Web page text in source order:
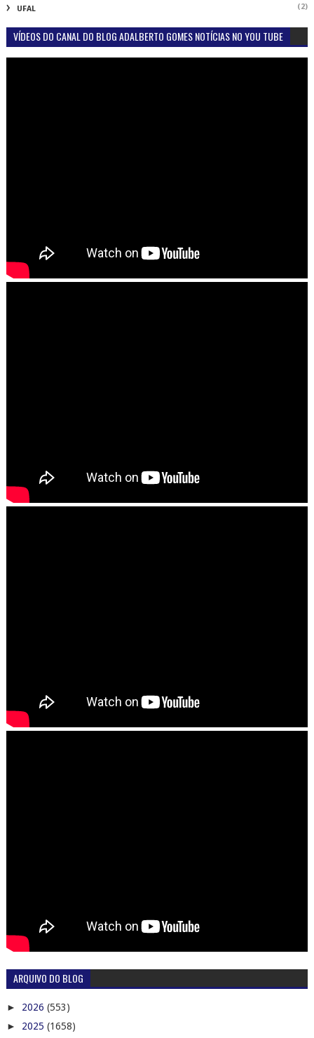
UFAL (2)
VÍDEOS DO CANAL DO BLOG ADALBERTO GOMES NOTÍCIAS NO YOU TUBE
ARQUIVO DO BLOG
► 2026 (553)
► 2025 (1658)